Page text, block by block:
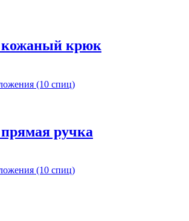
крюк
(10 спиц)
ручка
(10 спиц)